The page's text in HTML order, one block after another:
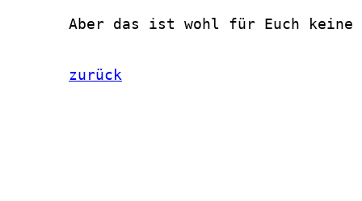
Aber das ist wohl für Euch keine
zurück